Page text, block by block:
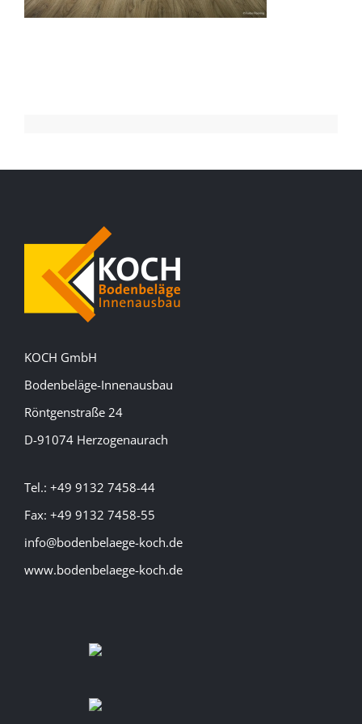
KOCH GmbH
Bodenbeläge-Innenausbau
Röntgenstraße 24
D-91074 Herzogenaurach
Tel.: +49 9132 7458-44
Fax: +49 9132 7458-55
info@bodenbelaege-koch.de
www.bodenbelaege-koch.de